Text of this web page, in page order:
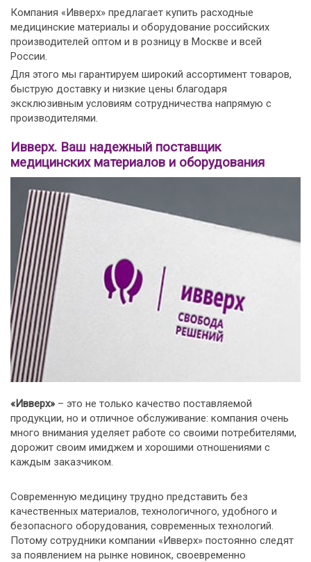
Компания «Ивверх» предлагает купить расходные
медицинские материалы и оборудование российских
производителей оптом и в розницу в Москве и всей
России.
Для этого мы гарантируем широкий ассортимент товаров,
быструю доставку и низкие цены благодаря
эксклюзивным условиям сотрудничества напрямую с
производителями.
Ивверх. Ваш надежный поставщик
медицинских материалов и оборудования
«Ивверх»– это не только качество поставляемой
продукции, но и отличное обслуживание: компания очень
много внимания уделяет работе со своими потребителями,
дорожит своим имиджем и хорошими отношениями с
каждым заказчиком.
Современную медицину трудно представить без
качественных материалов, технологичного, удобного и
безопасного оборудования, современных технологий.
Потому сотрудники компании «Ивверх» постоянно следят
за появлением на рынке новинок, своевременно